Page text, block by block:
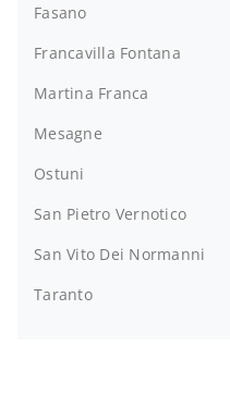
Fasano
Francavilla Fontana
Martina Franca
Mesagne
Ostuni
San Pietro Vernotico
San Vito Dei Normanni
Taranto